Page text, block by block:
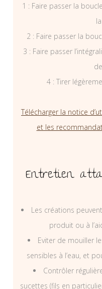
1 : Faire passer la
2 : Faire passer la
3 : Faire passer
4 : Tirer
Télécharger la notice
et les
Entretien
Les créations
produit ou à
Eviter de mouiller
sensibles à l’eau, et
Contrôler
sucettes (fils en